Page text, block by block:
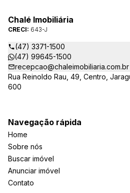
Arte Imóveis. E também reavaliamos
Valores.
Chalé Imobiliária
CRECI: 643-J
(47) 3371-1500
(47) 99645-1500
recepcao@chaleimobiliaria.com.br
Rua Reinoldo Rau, 49, Centro,
600
Navegação rápida
Home
Sobre nós
Buscar imóvel
Anunciar imóvel
Contato